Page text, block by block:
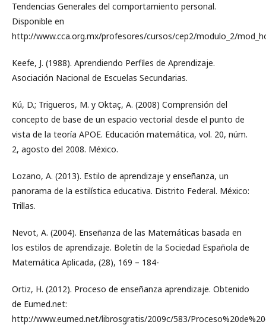
Tendencias Generales del comportamiento personal.
Disponible en
http://www.cca.org.mx/profesores/cursos/cep2/modulo_2/
Keefe, J. (1988). Aprendiendo Perfiles de Aprendizaje.
Asociación Nacional de Escuelas Secundarias.
Kú, D.; Trigueros, M. y Oktaç, A. (2008) Comprensión del
concepto de base de un espacio vectorial desde el punto de
vista de la teoría APOE. Educación matemática, vol. 20, núm.
2, agosto del 2008. México.
Lozano, A. (2013). Estilo de aprendizaje y enseñanza, un
panorama de la estilística educativa. Distrito Federal. México:
Trillas.
Nevot, A. (2004). Enseñanza de las Matemáticas basada en
los estilos de aprendizaje. Boletín de la Sociedad Española de
Matemática Aplicada, (28), 169 – 184-
Ortiz, H. (2012). Proceso de enseñanza aprendizaje. Obtenido
de Eumed.net:
http://www.eumed.net/librosgratis/2009c/583/